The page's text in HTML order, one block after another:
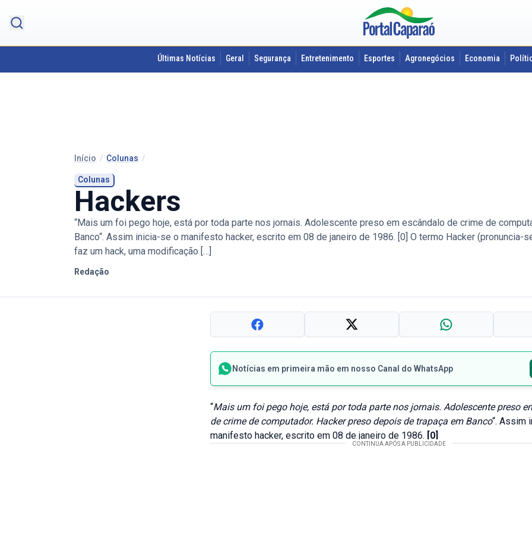
Últimas Notícias Geral Segurança Entretenimento Esportes Agronegócios Economia
Início / Colunas /
Colunas
Hackers
“Mais um foi pego hoje, está por toda parte nos jornais. Adolescente preso em escândalo de crime de
Banco“. Assim inicia-se o manifesto hacker, escrito em 08 de janeiro de 1986. [0] O termo Hacker (pronuncia-
faz um hack, uma modificação […]
Redação
Notícias em primeira mão em nosso Canal do WhatsApp
“Mais um foi pego hoje, está por toda parte nos jornais. Adolescente preso
de crime de computador. Hacker preso depois de trapaça em Banco“. Assim
manifesto hacker, escrito em 08 de janeiro de 1986. [0]